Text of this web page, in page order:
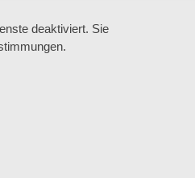
deaktiviert. Sie